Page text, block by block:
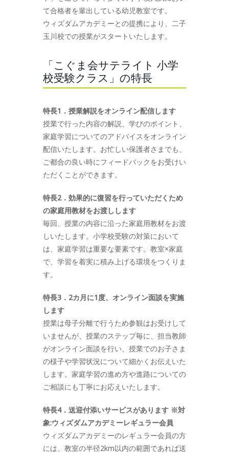
て合格者を輩出している幼児教室です。
ウィズダムアカデミーとの提携により、二子
玉川校での授業がスタートいたします。
「こぐま会サテライト 小学
校受験クラス」の特長
特長1．授業解説をオンライン配信します
授業で行った内容の解説、学びのポイント、
家庭学習についてのアドバイスをオンライン
配信いたします。お忙しい保護者さまでも、
ご都合の良い時にフィードバックをお受けい
ただくことができます。
特長2．効果的に復習を行っていただくため
の家庭用教材をお渡しします
毎回、授業の内容に沿った家庭用教材をお渡
しいたします。小学校受験の対策において
は、家庭学習は重要な要素です。教室×家庭
で、学習を着実に積み上げる環境をつくりま
す。
特長3．2カ月に1度、オンライン面談を実施
します
授業は母子分離で行うため参観はお受けして
いませんが、授業のステップ毎に、担当教師
がオンライン面談を行い、授業でのお子さま
の様子や学習状況について細かくお伝えいた
します。家庭学習の進め方や進路についての
ご相談にも丁寧にお応えいたします。
特長4．送迎付添いサービスがあります ※対
象:ウィズダムアカデミーレギュラー会員
ウィズダムアカデミーのレギュラー会員の方
には、教室の半径2km以内の範囲であれば送